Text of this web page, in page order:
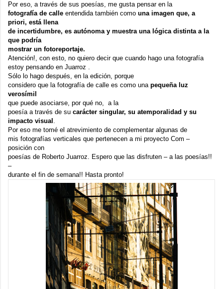
Por eso, a través de sus poesías, me gusta pensar en la
fotografía de calle entendida también como una imagen que, a
priori, está llena
de incertidumbre, es autónoma y muestra una lógica distinta a la
que podría
mostrar un fotoreportaje.
Atención!, con esto, no quiero decir que cuando hago una fotografía
estoy pensando en Juarroz .
Sólo lo hago después, en la edición, porque
considero que la fotografía de calle es como una pequeña luz
verosímil
que puede asociarse, por qué no, a la
poesía a través de su carácter singular, su atemporalidad y su
impacto visual .
Por eso me tomé el atrevimiento de complementar algunas de
mis fotografías verticales que pertenecen a mi proyecto Com –
posición con
poesías de Roberto Juarroz. Espero que las disfruten – a las poesías!!
–
durante el fin de semana!! Hasta pronto!